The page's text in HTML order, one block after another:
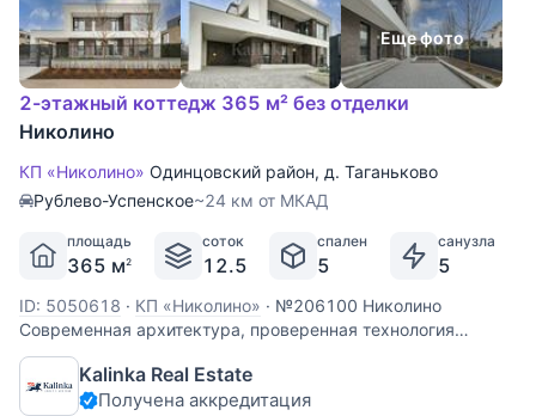
Еще фото
2-этажный коттедж 365 м² без отделки
Николино
КП «Николино» Одинцовский район, д. Таганьково
Рублево-Успенское~24 км от МКАД
площадь
365 м2
соток
12.5
спален
5
санузла
5
ID: 5050618 · КП «Николино» · №206100 Николино
Современная архитектура, проверенная технология
строительства, знаковое место. Коттеджный поселок
Николино на Рублево-Успенском шоссе. 23 км от МКАД.
Дом с полностью заведенными коммуникациями,
Kalinka Real Estate
Получена аккредитация